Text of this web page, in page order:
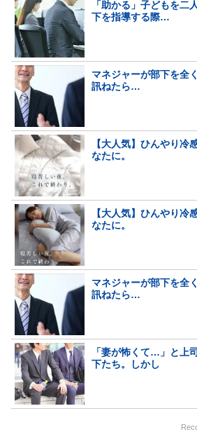
「助かる」子どもを二
下を指導する際…
マネジャーが部下を全
訊ねたら…
【大人気】ひんやり冷
なたに。
【大人気】ひんやり冷
なたに。
マネジャーが部下を全
訊ねたら…
「妻が怖くて…」と上
下たち。しかし